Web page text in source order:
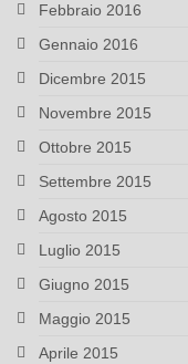
Febbraio 2016
Gennaio 2016
Dicembre 2015
Novembre 2015
Ottobre 2015
Settembre 2015
Agosto 2015
Luglio 2015
Giugno 2015
Maggio 2015
Aprile 2015